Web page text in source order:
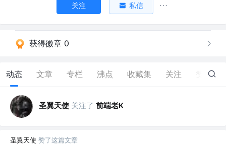
关注 私信
获得徽章 0
动态 文章 专栏 沸点 收藏集 关注 8
圣翼天使 关注了 前端老K
圣翼天使 赞了这篇文章